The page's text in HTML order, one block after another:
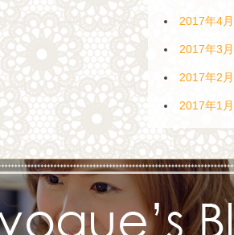
2017年4月
2017年3月
2017年2月
2017年1月